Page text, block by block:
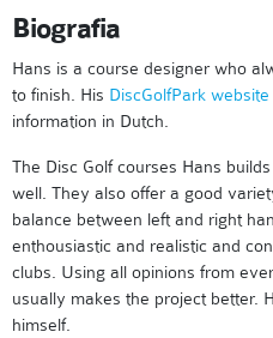
Biografia
Hans is a course designer who
to finish. His DiscGolfPark
information in Dutch.
The Disc Golf courses Hans
well. They also offer a good
balance between left and right
enthousiastic and realistic and
clubs. Using all opinions from
usually makes the project better.
himself.